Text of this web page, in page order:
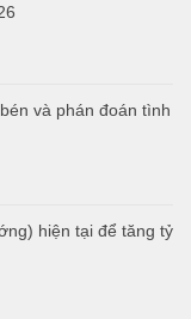
và phán đoán tình
hiện tại để tăng tỷ